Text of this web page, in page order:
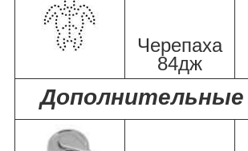
Черепаха
84дж
Дополнительные